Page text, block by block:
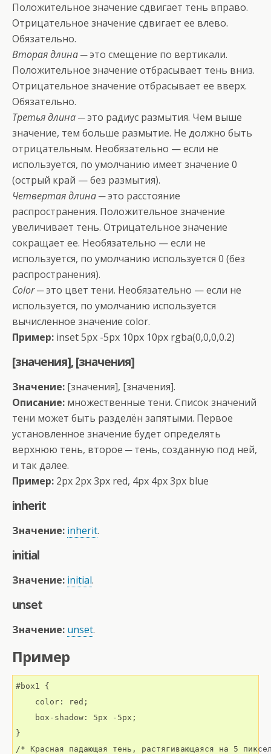
Положительное значение сдвигает тень вправо.
Отрицательное значение сдвигает ее влево.
Обязательно.
Вторая длина─ это смещение по вертикали.
Положительное значение отбрасывает тень вниз.
Отрицательное значение отбрасывает ее вверх.
Обязательно.
Третья длина─ это радиус размытия. Чем выше
значение, тем больше размытие. Не должно быть
отрицательным. Необязательно — если не
используется, по умолчанию имеет значение 0
(острый край — без размытия).
Четвертая длина─ это расстояние
распространения. Положительное значение
увеличивает тень. Отрицательное значение
сокращает ее. Необязательно — если не
используется, по умолчанию используется 0 (без
распространения).
Color─ это цвет тени. Необязательно — если не
используется, по умолчанию используется
вычисленное значение color.
Пример: inset 5px -5px 10px 10px rgba(0,0,0,0.2)
[значения], [значения]
Значение: [значения], [значения].
Описание: множественные тени. Список значений
тени может быть разделён запятыми. Первое
установленное значение будет определять
верхнюю тень, второе ─ тень, созданную под ней,
и так далее.
Пример: 2px 2px 3px red, 4px 4px 3px blue
inherit
Значение: inherit.
initial
Значение: initial.
unset
Значение: unset.
Пример
#box1 {
    color: red;
    box-shadow: 5px -5px;
}
/* Красная падающая тень, растягивающаяся на 5